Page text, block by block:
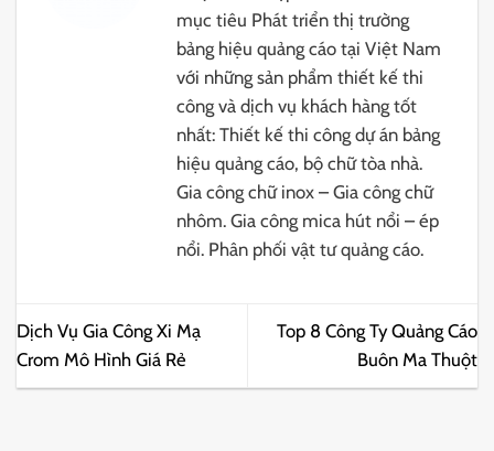
mục tiêu Phát triển thị trường
bảng hiệu quảng cáo tại Việt Nam
với những sản phẩm thiết kế thi
công và dịch vụ khách hàng tốt
nhất: Thiết kế thi công dự án bảng
hiệu quảng cáo, bộ chữ tòa nhà.
Gia công chữ inox – Gia công chữ
nhôm. Gia công mica hút nổi – ép
nổi. Phân phối vật tư quảng cáo.
Dịch Vụ Gia Công Xi Mạ
Crom Mô Hình Giá Rẻ
Top 8 Công Ty Quảng Cáo
Buôn Ma Thuột